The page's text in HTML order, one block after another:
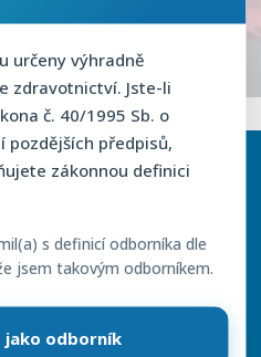
složek, které lze
tak, že vzniká tzv.
je leukocyty bohacená
GPS III® Platelet
se oddělí trombocyty
určeny výhradně
zdravotnictví. Jste-li
č. 40/1995 Sb. o
pozdějších předpisů,
zákonnou definici
s definicí odborníka dle
jsem takovým odborníkem.
jako odborník